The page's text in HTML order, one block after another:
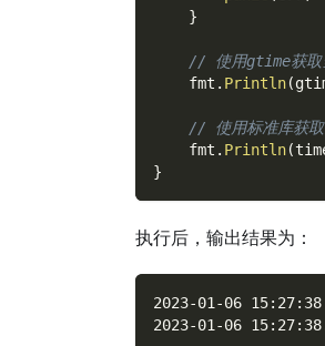
}
// 使用gtime获取
    fmt
. Println(
// 使用标准库获取
    fmt
. Println(
}
执行后，输出结果为：
2023-01-06 15:27:38
2023-01-06